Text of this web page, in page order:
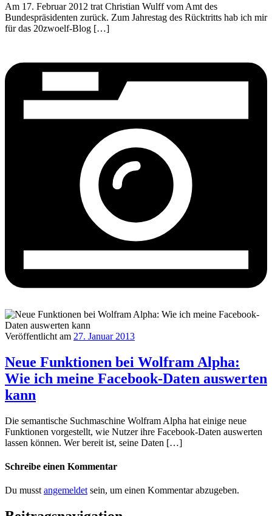
Am 17. Februar 2012 trat Christian Wulff vom Amt des
Bundespräsidenten zurück. Zum Jahrestag des Rücktritts hab ich mir
für das 20zwoelf-Blog […]
Veröffentlicht am 27. Januar 2013
Neue Funktionen bei Wolfram Alpha:
Wie ich meine Facebook-Daten auswerten
kann
Die semantische Suchmaschine Wolfram Alpha hat einige neue
Funktionen vorgestellt, wie Nutzer ihre Facebook-Daten auswerten
lassen können. Wer bereit ist, seine Daten […]
Schreibe einen Kommentar
Du musst angemeldet sein, um einen Kommentar abzugeben.